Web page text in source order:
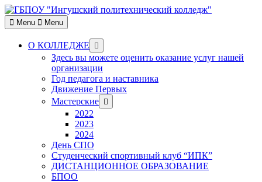
Skip
to
content
Menu Menu
О КОЛЛЕДЖЕ
Show
sub
menu
Здесь вы можете оценить оказание услуг нашей
организации
Год педагога и наставника
Движение Первых
Мастерские Show
sub
2022
2023
2024
День СПО
Студенческий спортивный клуб “ИПК”
ДИСТАНЦИОННОЕ ОБРАЗОВАНИЕ
БПОО